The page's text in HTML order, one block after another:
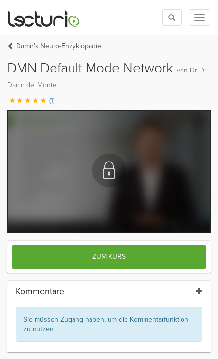
Toggle
search
Damir's Neuro-Enzyklopädie
DMN Default Mode Network von Dr. Dr.
Damir del Monte
(1)
ZUM KURS
Kommentare
Sie müssen Zugang haben, um die Kommentarfunktion
zu nutzen.